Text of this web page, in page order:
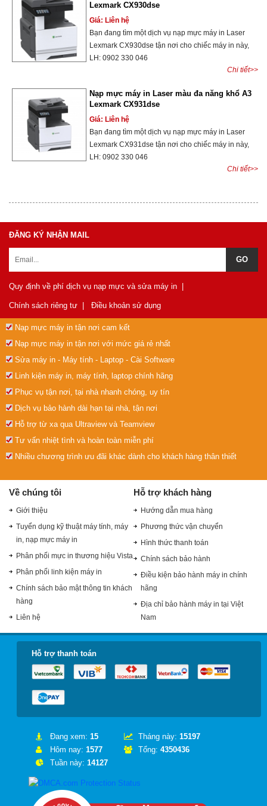
Lexmark CX930dse
Giá: Liên hệ
Bạn đang tìm một dịch vụ nạp mực máy in Laser
Lexmark CX930dse tận nơi cho chiếc máy in này,
LH: 0902 330 046
Chi tiết>>
Nạp mực máy in Laser màu đa năng khổ A3
Lexmark CX931dse
Giá: Liên hệ
Bạn đang tìm một dịch vụ nạp mực máy in Laser
Lexmark CX931dse tận nơi cho chiếc máy in này,
LH: 0902 330 046
Chi tiết>>
ĐĂNG KÝ NHẬN MAIL
Quy định về phí dịch vụ nạp mực và sửa máy in
Chính sách riêng tư Điều khoản sử dụng
Nạp mực máy in tận nơi cam kết
Nạp mực máy in tận nơi với mức giá rẻ nhất
Sửa máy in - Máy tính - Laptop - Cài Software
Linh kiện máy in, máy tính, laptop chính hãng
Phục vụ tận nơi, tại nhà nhanh chóng, uy tín
Dịch vụ bảo hành dài hạn tại nhà, tận nơi
Hỗ trợ từ xa qua Ultraview và Teamview
Tư vấn nhiệt tình và hoàn toàn miễn phí
Nhiều chương trình ưu đãi khác dành cho khách hàng thân thiết
Về chúng tôi
Giới thiệu
Tuyển dụng kỹ thuật máy tính, máy
in, nạp mực máy in
Phân phối mực in thương hiệu Vista
Phân phối linh kiện máy in
Chính sách bảo mật thông tin khách
hàng
Liên hệ
Hỗ trợ khách hàng
Hướng dẫn mua hàng
Phương thức vận chuyển
Hình thức thanh toán
Chính sách bảo hành
Điều kiện bảo hành máy in chính
hãng
Địa chỉ bảo hành máy in tại Việt
Nam
Hỗ trợ thanh toán
Đang xem: 15
Hôm nay: 1577
Tuần này: 14127
Tháng này: 15197
Tổng: 4350436